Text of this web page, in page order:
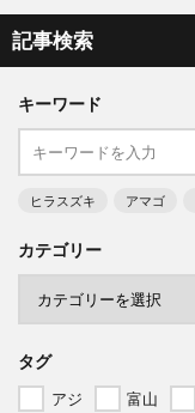
記事検索
キーワード
ヒラスズキ アマゴ
カテゴリー
タグ
アジ 富山